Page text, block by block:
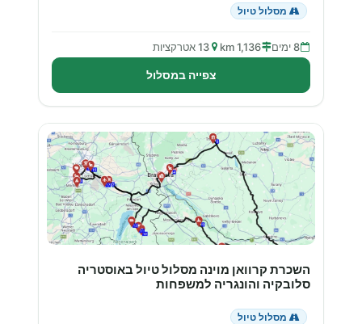
מסלול טיול
8 ימים 1,136 km 13 אטרקציות
צפייה במסלול
השכרת קרוואן מוינה מסלול טיול באוסטריה
סלובקיה והונגריה למשפחות
מסלול טיול